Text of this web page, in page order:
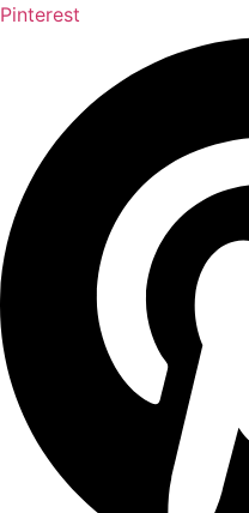
Pinterest